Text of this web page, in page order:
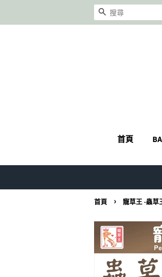
搜尋
首頁
首頁 › 寵草王 -蟲草